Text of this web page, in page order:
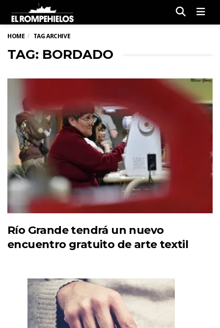
HOME TAG ARCHIVE
TAG: BORDADO
Río Grande tendrá un nuevo
encuentro gratuito de arte textil